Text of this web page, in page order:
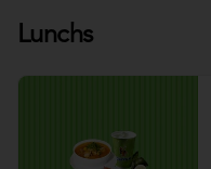
Lunchs